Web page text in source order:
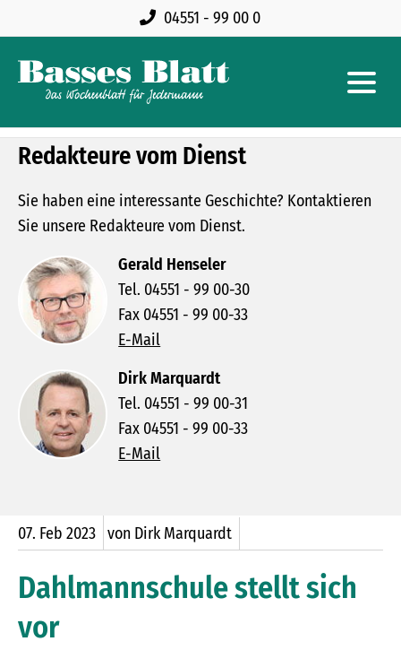
04551 - 99 00 0
Redakteure vom Dienst
Sie haben eine interessante Geschichte? Kontaktieren
Sie unsere Redakteure vom Dienst.
Gerald Henseler
Tel. 04551 - 99 00-30
Fax 04551 - 99 00-33
E-Mail
Dirk Marquardt
Tel. 04551 - 99 00-31
Fax 04551 - 99 00-33
E-Mail
07. Feb 2023 von Dirk Marquardt
Dahlmannschule stellt sich
vor